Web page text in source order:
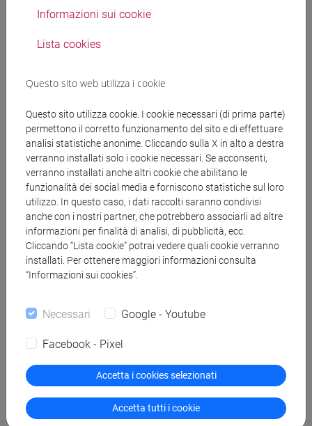
colloquio
Per informazioni:
Pubblicazione in area riservata, ai sensi dell'art. 35
accessoriservato ai soli partecipanti alla selezione
per la visione:
esiti delle prove e di eventuale valutazione dei
titoli
eventuali convocazioni
graduatoria di merito e finale, risultante
dall'applicazione dei titoli sulla graduatoria di
merito e dell'eventuale applicazione dei titoli di
preferenza, se si sono verificate delle situazioni di
al momento non è presente alcun documento da
visualizzare in area riservata
Informazioni sui cookie
Lista cookies
Questo sito web utilizza i cookie
Questo sito utilizza cookie. I cookie necessari (di prima parte)
permettono il corretto funzionamento del sito e di effettuare
analisi statistiche anonime. Cliccando sulla X in alto a destra
verranno installati solo i cookie necessari. Se acconsenti,
verranno installati anche altri cookie che abilitano le
funzionalità dei social media e forniscono statistiche sul loro
utilizzo. In questo caso, i dati raccolti saranno condivisi
anche con i nostri partner, che potrebbero associarli ad altre
informazioni per finalità di analisi, di pubblicità, ecc.
Cliccando “Lista cookie” potrai vedere quali cookie verranno
installati. Per ottenere maggiori informazioni consulta
“Informazioni sui cookies”.
Necessari Google - Youtube
Facebook - Pixel
Accetta i cookies selezionati
Accetta tutti i cookie